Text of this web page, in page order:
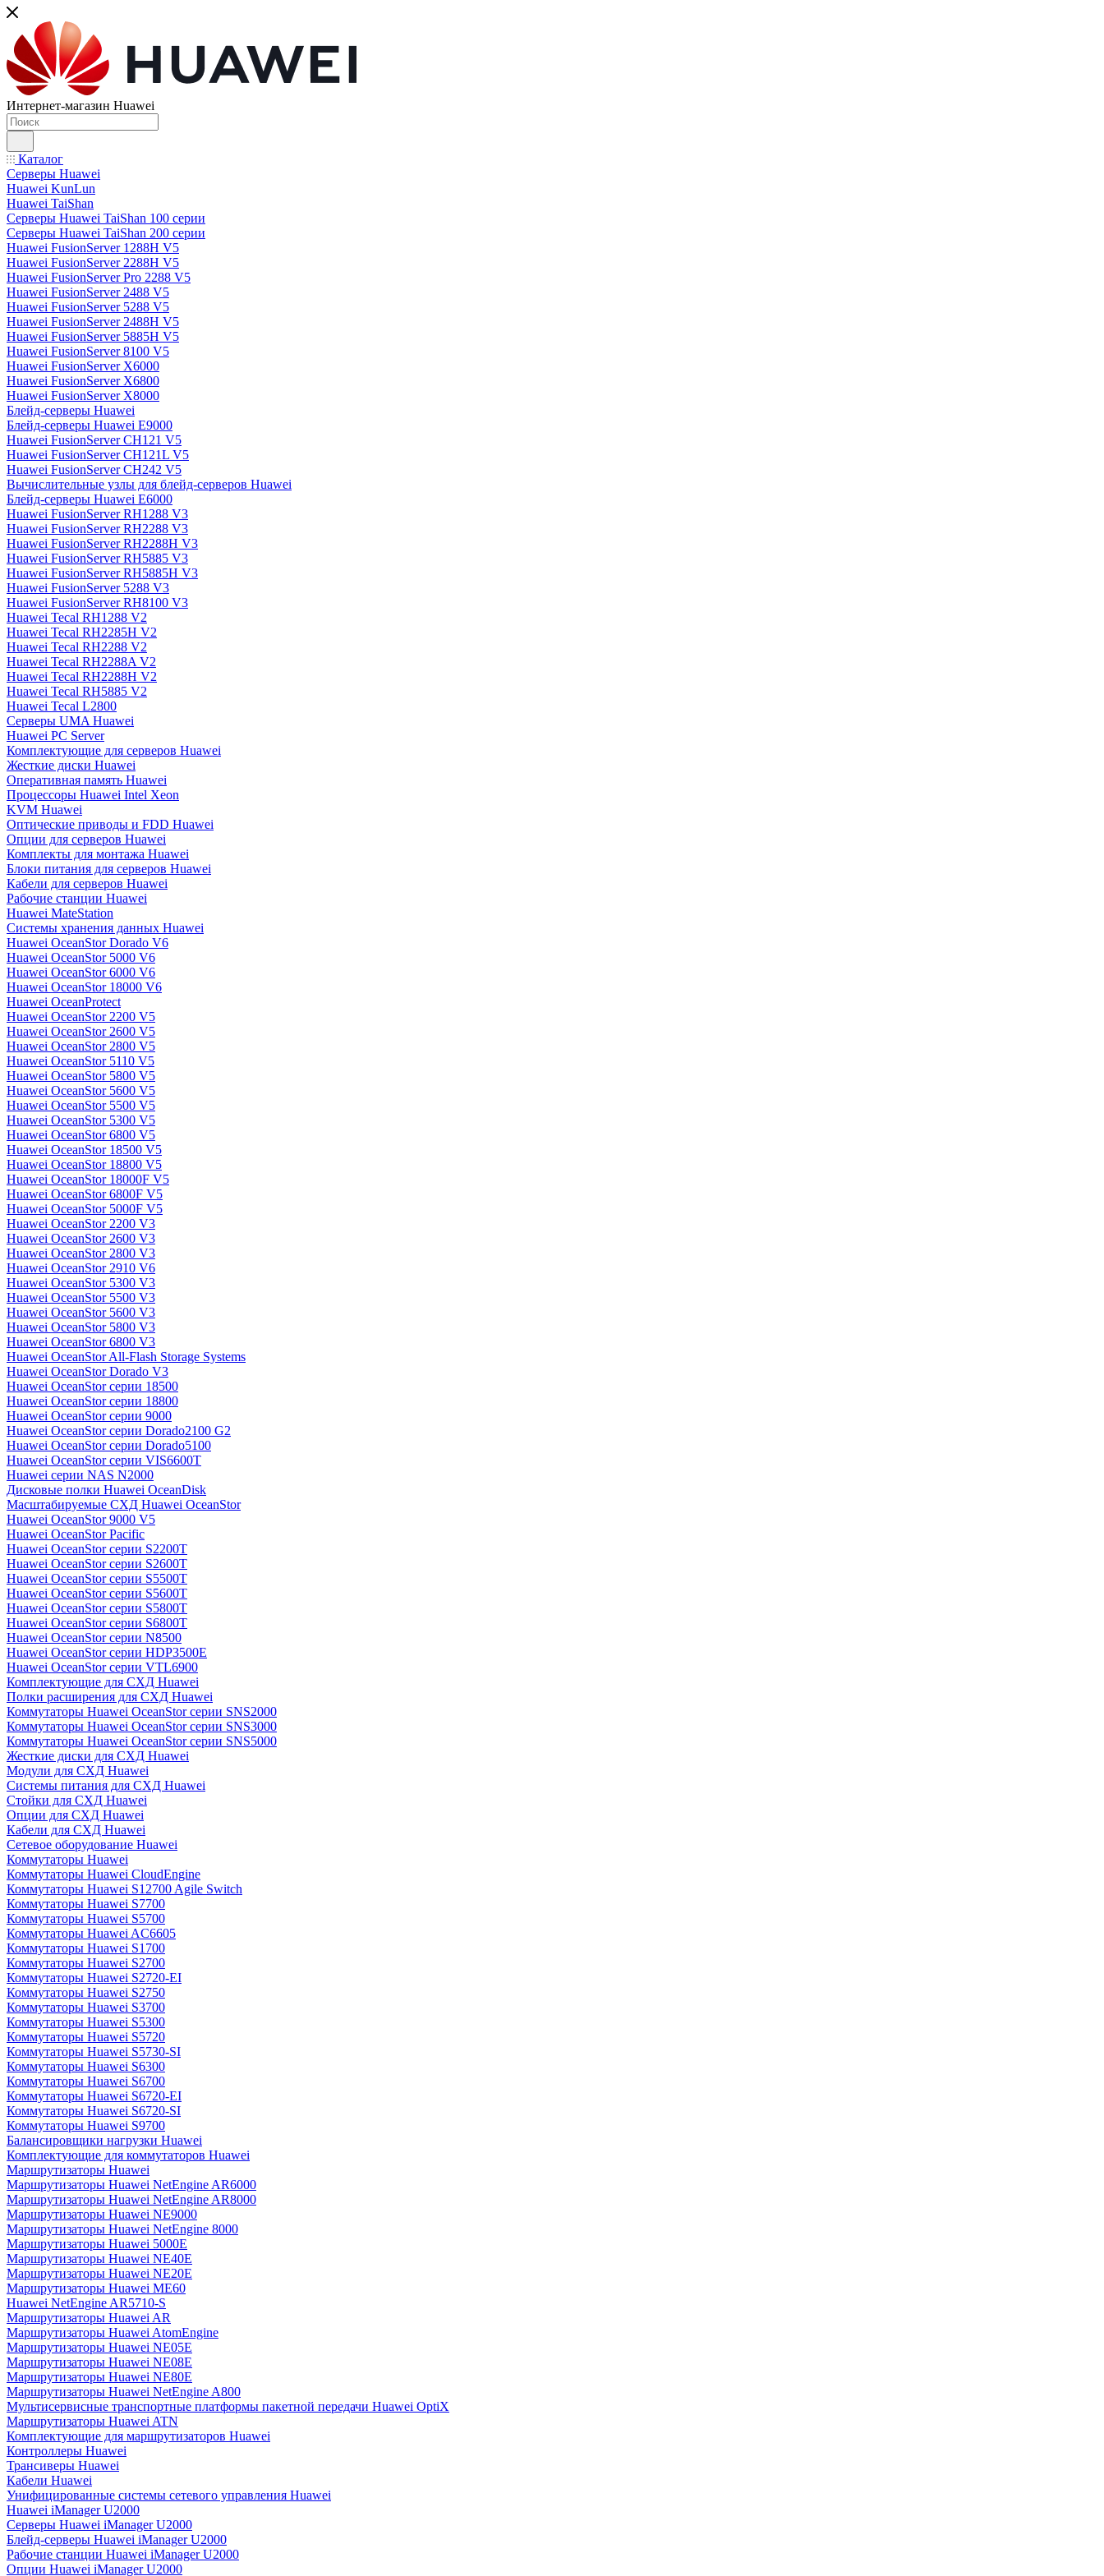
Интернет-магазин Huawei
Каталог
Серверы Huawei
Huawei KunLun
Huawei TaiShan
Серверы Huawei TaiShan 100 серии
Серверы Huawei TaiShan 200 серии
Huawei FusionServer 1288H V5
Huawei FusionServer 2288H V5
Huawei FusionServer Pro 2288 V5
Huawei FusionServer 2488 V5
Huawei FusionServer 5288 V5
Huawei FusionServer 2488H V5
Huawei FusionServer 5885H V5
Huawei FusionServer 8100 V5
Huawei FusionServer X6000
Huawei FusionServer X6800
Huawei FusionServer X8000
Блейд-серверы Huawei
Блейд-серверы Huawei E9000
Huawei FusionServer CH121 V5
Huawei FusionServer CH121L V5
Huawei FusionServer CH242 V5
Вычислительные узлы для блейд-серверов Huawei
Блейд-серверы Huawei E6000
Huawei FusionServer RH1288 V3
Huawei FusionServer RH2288 V3
Huawei FusionServer RH2288H V3
Huawei FusionServer RH5885 V3
Huawei FusionServer RH5885H V3
Huawei FusionServer 5288 V3
Huawei FusionServer RH8100 V3
Huawei Tecal RH1288 V2
Huawei Tecal RH2285H V2
Huawei Tecal RH2288 V2
Huawei Tecal RH2288A V2
Huawei Tecal RH2288H V2
Huawei Tecal RH5885 V2
Huawei Tecal L2800
Серверы UMA Huawei
Huawei PC Server
Комплектующие для серверов Huawei
Жесткие диски Huawei
Оперативная память Huawei
Процессоры Huawei Intel Xeon
KVM Huawei
Оптические приводы и FDD Huawei
Опции для серверов Huawei
Комплекты для монтажа Huawei
Блоки питания для серверов Huawei
Кабели для серверов Huawei
Рабочие станции Huawei
Huawei MateStation
Системы хранения данных Huawei
Huawei OceanStor Dorado V6
Huawei OceanStor 5000 V6
Huawei OceanStor 6000 V6
Huawei OceanStor 18000 V6
Huawei OceanProtect
Huawei OceanStor 2200 V5
Huawei OceanStor 2600 V5
Huawei OceanStor 2800 V5
Huawei OceanStor 5110 V5
Huawei OceanStor 5800 V5
Huawei OceanStor 5600 V5
Huawei OceanStor 5500 V5
Huawei OceanStor 5300 V5
Huawei OceanStor 6800 V5
Huawei OceanStor 18500 V5
Huawei OceanStor 18800 V5
Huawei OceanStor 18000F V5
Huawei OceanStor 6800F V5
Huawei OceanStor 5000F V5
Huawei OceanStor 2200 V3
Huawei OceanStor 2600 V3
Huawei OceanStor 2800 V3
Huawei OceanStor 2910 V6
Huawei OceanStor 5300 V3
Huawei OceanStor 5500 V3
Huawei OceanStor 5600 V3
Huawei OceanStor 5800 V3
Huawei OceanStor 6800 V3
Huawei OceanStor All-Flash Storage Systems
Huawei OceanStor Dorado V3
Huawei OceanStor серии 18500
Huawei OceanStor серии 18800
Huawei OceanStor серии 9000
Huawei OceanStor серии Dorado2100 G2
Huawei OceanStor серии Dorado5100
Huawei OceanStor серии VIS6600T
Huawei серии NAS N2000
Дисковые полки Huawei OceanDisk
Масштабируемые СХД Huawei OceanStor
Huawei OceanStor 9000 V5
Huawei OceanStor Pacific
Huawei OceanStor серии S2200T
Huawei OceanStor серии S2600T
Huawei OceanStor серии S5500T
Huawei OceanStor серии S5600T
Huawei OceanStor серии S5800T
Huawei OceanStor серии S6800T
Huawei OceanStor серии N8500
Huawei OceanStor серии HDP3500E
Huawei OceanStor серии VTL6900
Комплектующие для СХД Huawei
Полки расширения для СХД Huawei
Коммутаторы Huawei OceanStor серии SNS2000
Коммутаторы Huawei OceanStor серии SNS3000
Коммутаторы Huawei OceanStor серии SNS5000
Жесткие диски для СХД Huawei
Модули для СХД Huawei
Системы питания для СХД Huawei
Стойки для СХД Huawei
Опции для СХД Huawei
Кабели для СХД Huawei
Сетевое оборудование Huawei
Коммутаторы Huawei
Коммутаторы Huawei CloudEngine
Коммутаторы Huawei S12700 Agile Switch
Коммутаторы Huawei S7700
Коммутаторы Huawei S5700
Коммутаторы Huawei AC6605
Коммутаторы Huawei S1700
Коммутаторы Huawei S2700
Коммутаторы Huawei S2720-EI
Коммутаторы Huawei S2750
Коммутаторы Huawei S3700
Коммутаторы Huawei S5300
Коммутаторы Huawei S5720
Коммутаторы Huawei S5730-SI
Коммутаторы Huawei S6300
Коммутаторы Huawei S6700
Коммутаторы Huawei S6720-EI
Коммутаторы Huawei S6720-SI
Коммутаторы Huawei S9700
Балансировщики нагрузки Huawei
Комплектующие для коммутаторов Huawei
Маршрутизаторы Huawei
Маршрутизаторы Huawei NetEngine AR6000
Маршрутизаторы Huawei NetEngine AR8000
Маршрутизаторы Huawei NE9000
Маршрутизаторы Huawei NetEngine 8000
Маршрутизаторы Huawei 5000E
Маршрутизаторы Huawei NE40E
Маршрутизаторы Huawei NE20E
Маршрутизаторы Huawei ME60
Huawei NetEngine AR5710-S
Маршрутизаторы Huawei AR
Маршрутизаторы Huawei AtomEngine
Маршрутизаторы Huawei NE05E
Маршрутизаторы Huawei NE08E
Маршрутизаторы Huawei NE80E
Маршрутизаторы Huawei NetEngine A800
Мультисервисные транспортные платформы пакетной передачи Huawei OptiX
Маршрутизаторы Huawei ATN
Комплектующие для маршрутизаторов Huawei
Контроллеры Huawei
Трансиверы Huawei
Кабели Huawei
Унифицированные системы сетевого управления Huawei
Huawei iManager U2000
Серверы Huawei iManager U2000
Блейд-серверы Huawei iManager U2000
Рабочие станции Huawei iManager U2000
Опции Huawei iManager U2000